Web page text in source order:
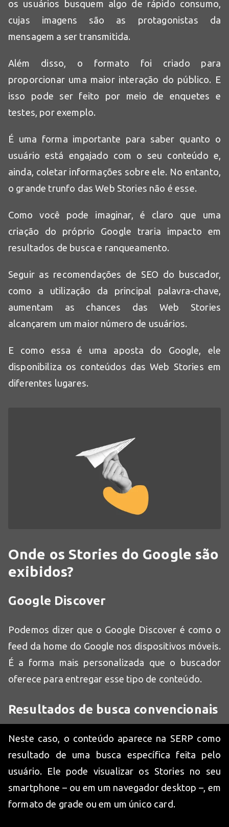
os usuários busquem algo de rápido consumo,
cujas imagens são as protagonistas da
mensagem a ser transmitida.
Além disso, o formato foi criado para
proporcionar uma maior interação do público. E
isso pode ser feito por meio de enquetes e
testes, por exemplo.
É uma forma importante para saber quanto o
usuário está engajado com o seu conteúdo e,
ainda, coletar informações sobre ele. No entanto,
o grande trunfo das Web Stories não é esse.
Como você pode imaginar, é claro que uma
criação do próprio Google traria impacto em
resultados de busca e ranqueamento.
Seguir as recomendações de SEO do buscador,
como a utilização da principal palavra-chave,
aumentam as chances das Web Stories
alcançarem um maior número de usuários.
E como essa é uma aposta do Google, ele
disponibiliza os conteúdos das Web Stories em
diferentes lugares.
Onde os Stories do Google são
exibidos?
Google Discover
Podemos dizer que o Google Discover é como o
feed da home do Google nos dispositivos móveis.
É a forma mais personalizada que o buscador
oferece para entregar esse tipo de conteúdo.
Resultados de busca convencionais
Neste caso, o conteúdo aparece na SERP como
resultado de uma busca específica feita pelo
usuário. Ele pode visualizar os Stories no seu
smartphone – ou em um navegador desktop –, em
formato de grade ou em um único card.